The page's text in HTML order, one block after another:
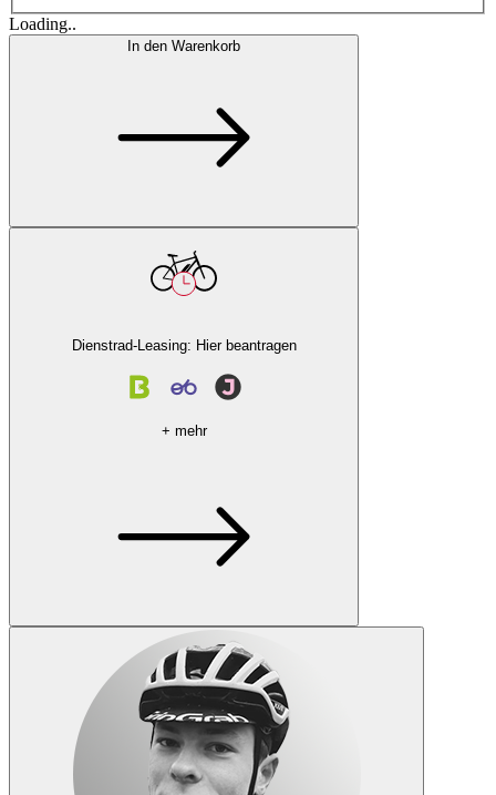
Loading..
In den Warenkorb
Dienstrad-Leasing: Hier beantragen
+ mehr